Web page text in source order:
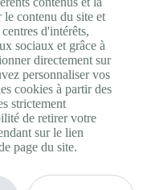
9h à 18h.
contenu du site et
d'intérêts,
sociaux et grâce à
directement sur
personnaliser vos
cookies à partir des
strictement
de retirer votre
sur le lien
page du site.